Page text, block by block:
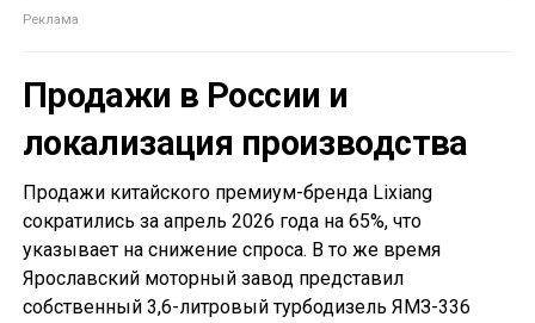
Продажи в России и
локализация производства
Продажи китайского премиум-бренда Lixiang
сократились за апрель 2026 года на 65%, что
указывает на снижение спроса. В то же время
Ярославский моторный завод представил
собственный 3,6-литровый турбодизель ЯМЗ-336